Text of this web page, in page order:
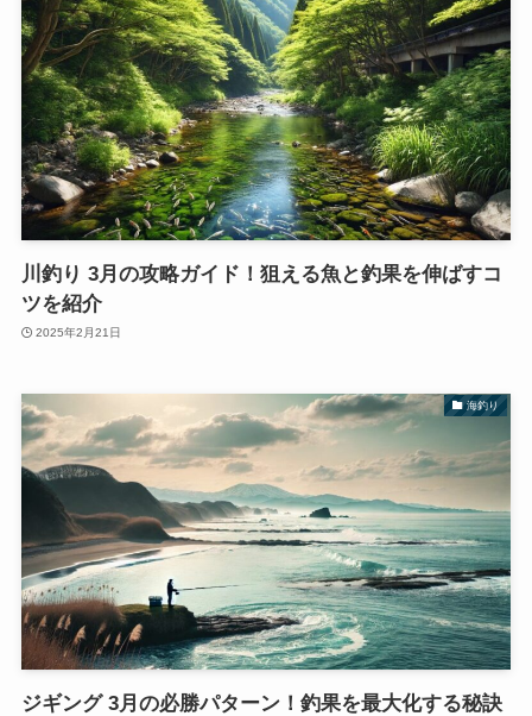
川釣り 3月の攻略ガイド！狙える魚と釣果を伸ばすコ
ツを紹介
2025年2月21日
海釣り
ジギング 3月の必勝パターン！釣果を最大化する秘訣